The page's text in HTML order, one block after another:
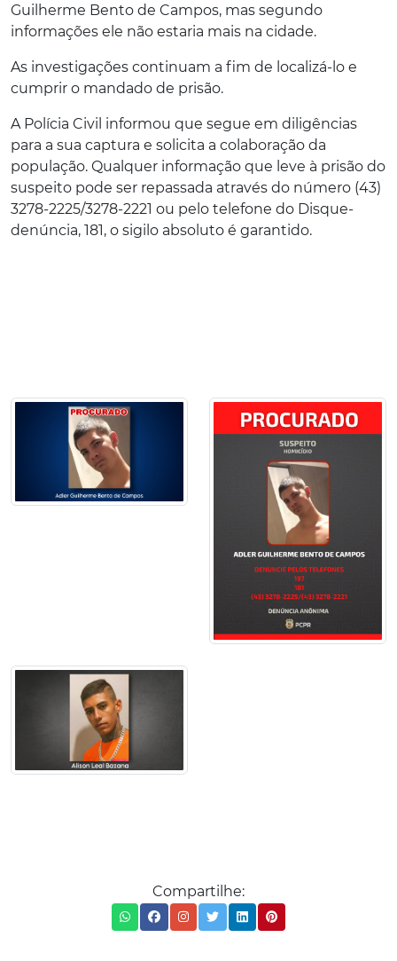
Guilherme Bento de Campos, mas segundo
informações ele não estaria mais na cidade.
As investigações continuam a fim de localizá-lo e
cumprir o mandado de prisão.
A Polícia Civil informou que segue em diligências
para a sua captura e solicita a colaboração da
população. Qualquer informação que leve à prisão do
suspeito pode ser repassada através do número (43)
3278-2225/3278-2221 ou pelo telefone do Disque-
denúncia, 181, o sigilo absoluto é garantido.
Compartilhe: